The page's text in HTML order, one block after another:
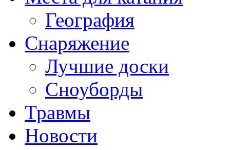
География
Снаряжение
Лучшие доски
Сноуборды
Травмы
Новости